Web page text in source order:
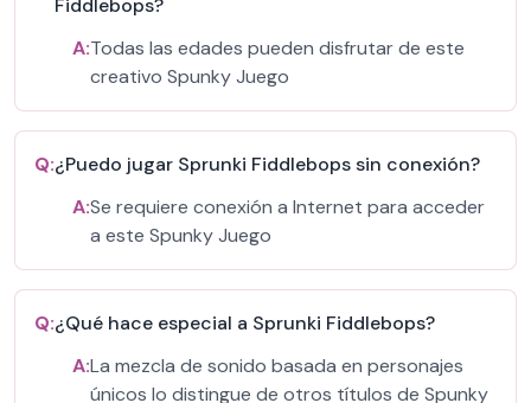
Fiddlebops?
A:Todas las edades pueden disfrutar de este
creativo Spunky Juego
Q:¿Puedo jugar Sprunki Fiddlebops sin conexión?
A:Se requiere conexión a Internet para acceder
a este Spunky Juego
Q:¿Qué hace especial a Sprunki Fiddlebops?
A:La mezcla de sonido basada en personajes
únicos lo distingue de otros títulos de Spunky